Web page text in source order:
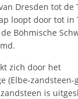
Dresden tot de
loopt door tot in
Böhmische
zich door het
(Elbe-zandsteen-
is